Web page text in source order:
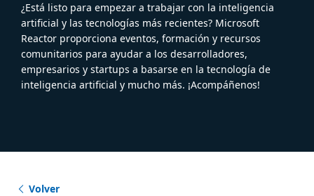
¿Está listo para empezar a trabajar con la inteligencia
artificial y las tecnologías más recientes? Microsoft
Reactor proporciona eventos, formación y recursos
comunitarios para ayudar a los desarrolladores,
empresarios y startups a basarse en la tecnología de
inteligencia artificial y mucho más. ¡Acompáñenos!
Volver